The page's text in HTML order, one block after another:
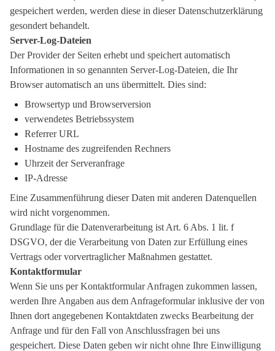
gespeichert werden, werden diese in dieser Datenschutzerklärung
gesondert behandelt.
Server-Log-Dateien
Der Provider der Seiten erhebt und speichert automatisch
Informationen in so genannten Server-Log-Dateien, die Ihr
Browser automatisch an uns übermittelt. Dies sind:
Browsertyp und Browserversion
verwendetes Betriebssystem
Referrer URL
Hostname des zugreifenden Rechners
Uhrzeit der Serveranfrage
IP-Adresse
Eine Zusammenführung dieser Daten mit anderen Datenquellen
wird nicht vorgenommen.
Grundlage für die Datenverarbeitung ist Art. 6 Abs. 1 lit. f
DSGVO, der die Verarbeitung von Daten zur Erfüllung eines
Vertrags oder vorvertraglicher Maßnahmen gestattet.
Kontaktformular
Wenn Sie uns per Kontaktformular Anfragen zukommen lassen,
werden Ihre Angaben aus dem Anfrageformular inklusive der von
Ihnen dort angegebenen Kontaktdaten zwecks Bearbeitung der
Anfrage und für den Fall von Anschlussfragen bei uns
gespeichert. Diese Daten geben wir nicht ohne Ihre Einwilligung